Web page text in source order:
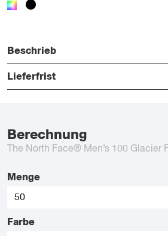
Beschrieb
Lieferfrist
Berechnung
The North Face® Men’s 100 Glacier
Menge
Farbe